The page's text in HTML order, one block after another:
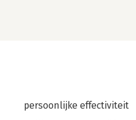
persoonlijke effectiviteit